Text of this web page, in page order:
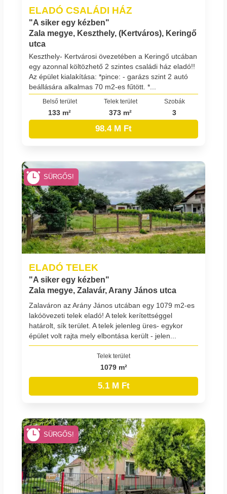
ELADÓ CSALÁDI HÁZ
"A siker egy kézben"
Zala megye, Keszthely, (Kertváros), Keringő
utca
Keszthely- Kertvárosi övezetében a Keringő utcában
egy azonnal költözhető 2 szintes családi ház eladó!!
Az épület kialakítása: *pince: - garázs szint 2 autó
beállására alkalmas 70 m2-es fűtött. *...
Belső terület
133 m²
Telek terület
373 m²
Szobák
3
98.4 M Ft
ELADÓ TELEK
"A siker egy kézben"
Zala megye, Zalavár, Arany János utca
Zalaváron az Arány János utcában egy 1079 m2-es
lakóövezeti telek eladó! A telek kerítettséggel
határolt, sík terület. A telek jelenleg üres- egykor
épület volt rajta mely elbontása került - jelen...
Telek terület
1079 m²
5.1 M Ft
SÜRGŐS!
SÜRGŐS!